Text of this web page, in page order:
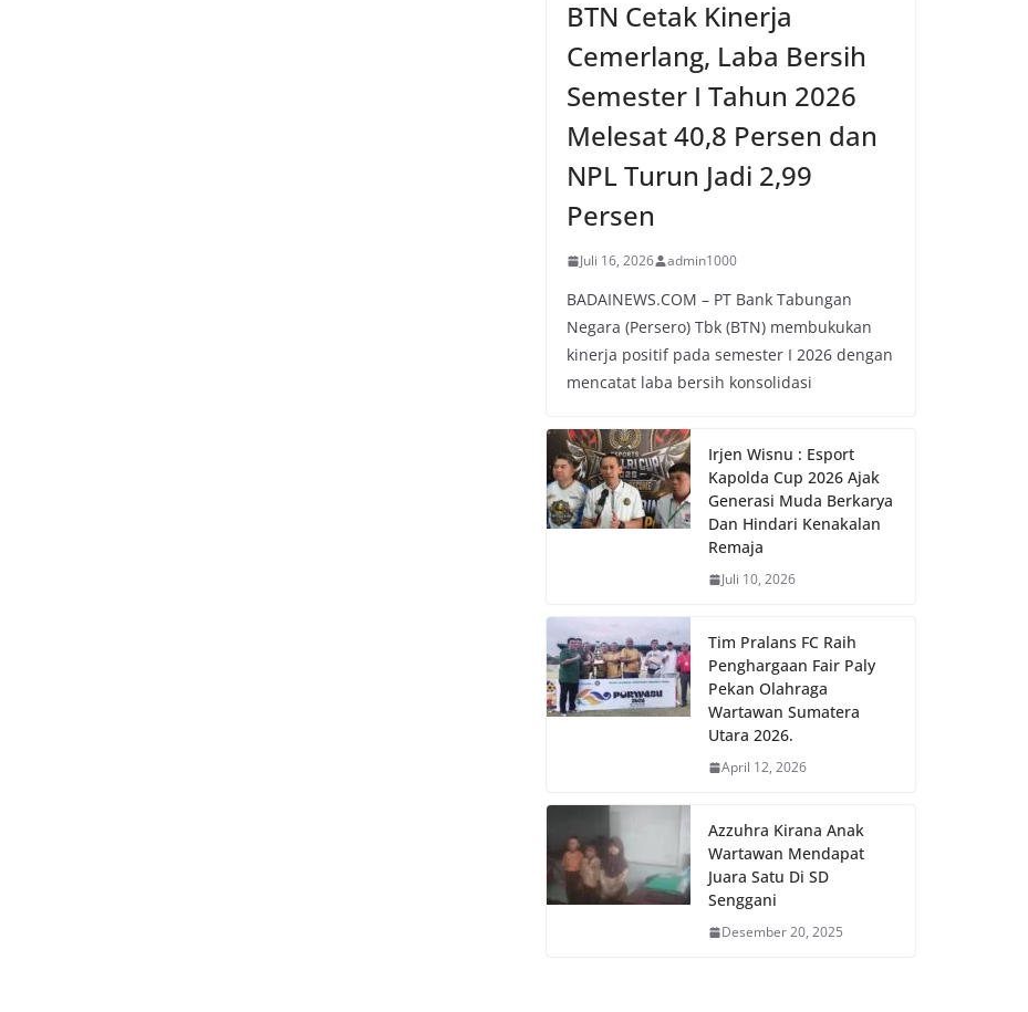
BTN Cetak Kinerja
Cemerlang, Laba Bersih
Semester I Tahun 2026
Melesat 40,8 Persen dan
NPL Turun Jadi 2,99
Persen
Juli 16, 2026 admin1000
BADAINEWS.COM – PT Bank Tabungan
Negara (Persero) Tbk (BTN) membukukan
kinerja positif pada semester I 2026 dengan
mencatat laba bersih konsolidasi
Irjen Wisnu : Esport
Kapolda Cup 2026 Ajak
Generasi Muda Berkarya
Dan Hindari Kenakalan
Remaja
Juli 10, 2026
Tim Pralans FC Raih
Penghargaan Fair Paly
Pekan Olahraga
Wartawan Sumatera
Utara 2026.
April 12, 2026
Azzuhra Kirana Anak
Wartawan Mendapat
Juara Satu Di SD
Senggani
Desember 20, 2025